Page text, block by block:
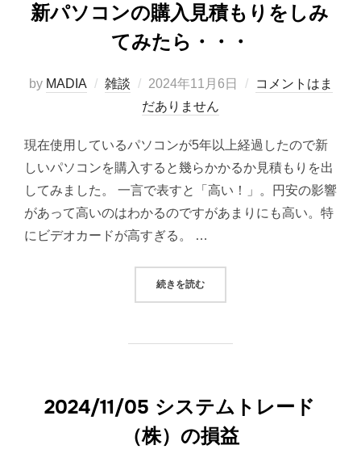
新パソコンの購入見積もりをしみ
てみたら・・・
by MADIA 雑談
投
稿
2024年11月6日
コメントはま
だありません
現在使用しているパソコンが5年以上経過したので新
しいパソコンを購入すると幾らかかるか見積もりを出
してみました。 一言で表すと「高い！」。円安の影響
があって高いのはわかるのですがあまりにも高い。特
にビデオカードが高すぎる。 …
続きを読む“新パソコンの購入見積もりをしみ
2024/11/05 システムトレード
（株）の損益